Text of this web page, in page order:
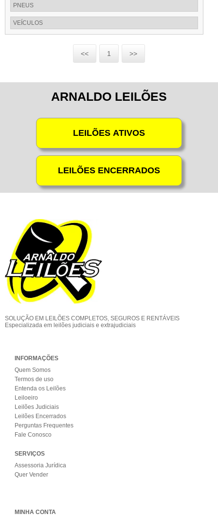
PNEUS
VEÍCULOS
<< 1 >>
ARNALDO LEILÕES
SOLUÇÃO EM LEILÕES COMPLETOS, SEGUROS E RENTÁVEIS
Especializada em leilões judiciais e extrajudiciais
INFORMAÇÕES
Quem Somos
Termos de uso
Entenda os Leilões
Leiloeiro
Leilões Judiciais
Leilões Encerrados
Perguntas Frequentes
Fale Conosco
SERVIÇOS
Assessoria Jurídica
Quer Vender
MINHA CONTA